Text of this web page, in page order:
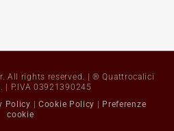
All rights reserved. | ® Quattrocalici
| P.IVA 03921390245
Policy Cookie Policy
Preferenze
cookie